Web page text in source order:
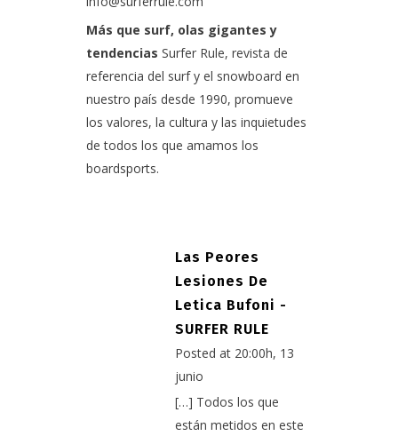
Más que surf, olas gigantes y
tendencias Surfer Rule, revista de
referencia del surf y el snowboard en
nuestro país desde 1990, promueve
los valores, la cultura y las inquietudes
de todos los que amamos los
boardsports.
Las Peores
Lesiones De
Letica Bufoni -
SURFER RULE
Posted at 20:00h, 13
junio
[…] Todos los que
están metidos en este